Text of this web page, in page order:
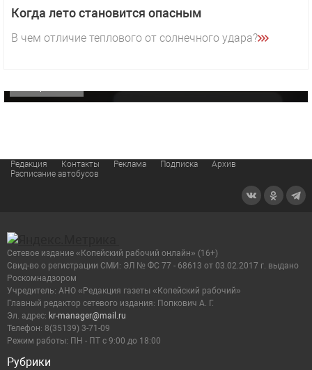
Когда лето становится опасным
В чем отличие теплового от солнечного удара?
«Звезда» Метрана стала главным героем нового
Редакция Контакты Реклама Подписка
Архив
Расписание автобусов
Рубрики
Сетевое издание «Копейский рабочий онлайн» (16+)
Cвид-во о регистрации СМИ: ЭЛ № ФС 77 - 68613 от 03.02.2017 г. выдано
Роскомнадзором
Учредитель: АНО «Редакция газеты «Копейский рабочий»
Главный редактор сетевого издания: Попкович А. Г.
Эл. адрес: kr-manager@mail.ru
Телефон: 8(35139) 3-71-09
Режим работы: ПН - ПТ с 9:00 до 18:00